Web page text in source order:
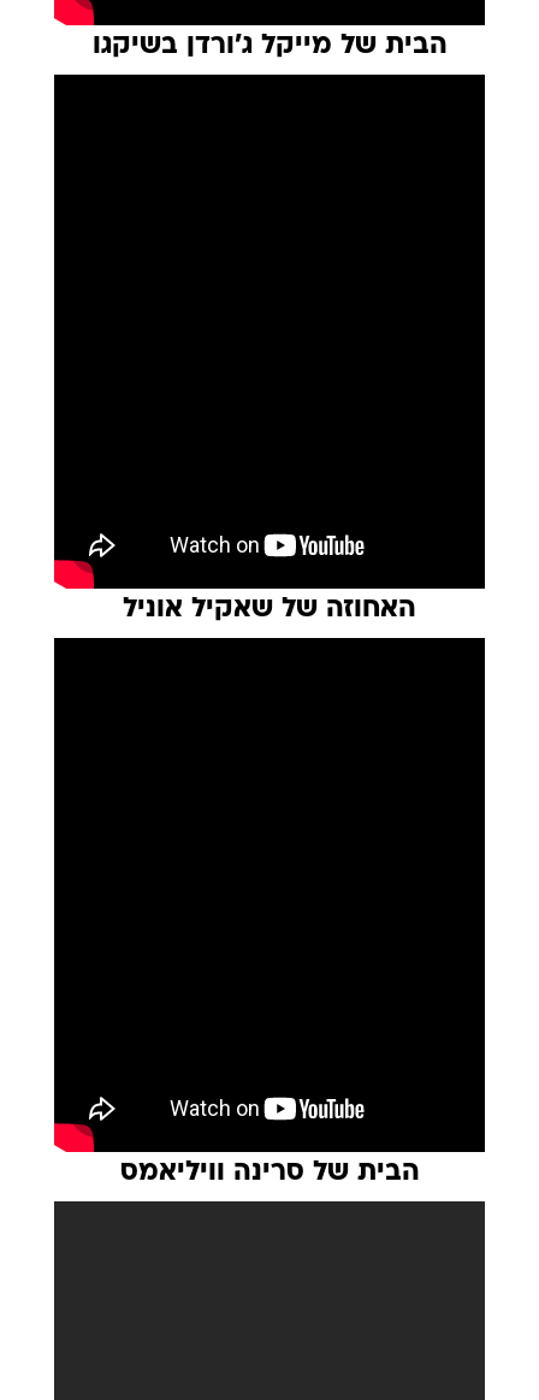
הבית של מייקל ג'ורדן בשיקגו
האחוזה של שאקיל אוניל
הבית של סרינה וויליאמס